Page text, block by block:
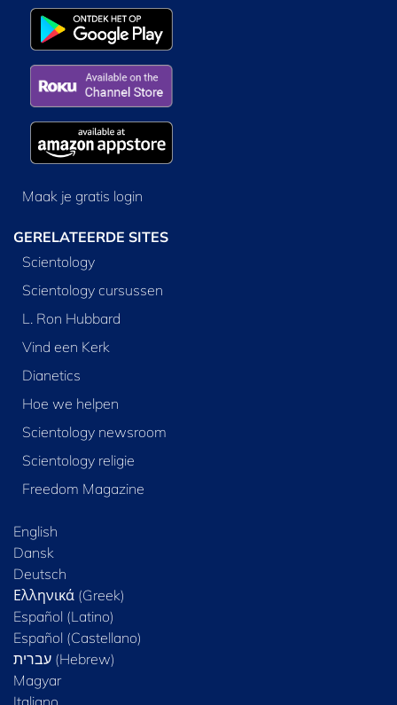
Maak je gratis login
GERELATEERDE SITES
Scientology
Scientology cursussen
L. Ron Hubbard
Vind een Kerk
Dianetics
Hoe we helpen
Scientology newsroom
Scientology religie
Freedom Magazine
English
Dansk
Deutsch
Ελληνικά (Greek)
Español (Latino)
Español (Castellano)
Magyar